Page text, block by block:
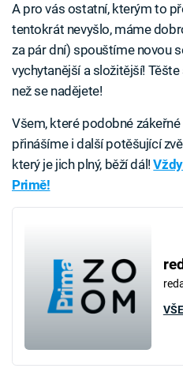
A pro vás ostatní, kterým to
tentokrát nevyšlo, máme
za pár dní) spouštíme novou
vychytanější a složitější!
než se nadějete!
Všem, které podobné
přinášíme i další potěšující
který je jich plný, běží dál!
Primě!